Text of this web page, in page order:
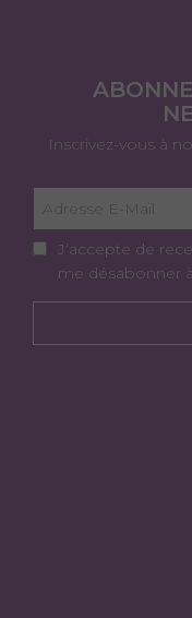
Inscrivez-vous à
J’accepte de
me désabonner